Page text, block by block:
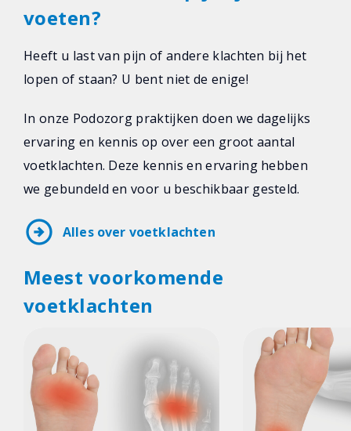
voeten?
Heeft u last van pijn of andere klachten bij het
lopen of staan? U bent niet de enige!
In onze Podozorg praktijken doen we dagelijks
ervaring en kennis op over een groot aantal
voetklachten. Deze kennis en ervaring hebben
we gebundeld en voor u beschikbaar gesteld.
arrow_circle_right Alles over voetklachten
Meest voorkomende
voetklachten